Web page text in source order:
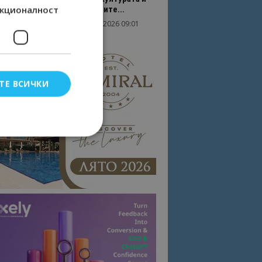
вдъхновяващите...
17/06/2026 09:01
ВСИЧКИ
влизане и